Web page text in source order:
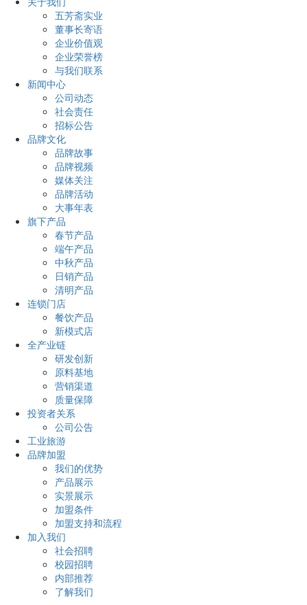
五芳斋实业
董事长寄语
企业价值观
企业荣誉榜
与我们联系
新闻中心
公司动态
社会责任
招标公告
品牌文化
品牌故事
品牌视频
媒体关注
品牌活动
大事年表
旗下产品
春节产品
端午产品
中秋产品
日销产品
清明产品
连锁门店
餐饮产品
新模式店
全产业链
研发创新
原料基地
营销渠道
质量保障
投资者关系
公司公告
工业旅游
品牌加盟
我们的优势
产品展示
实景展示
加盟条件
加盟支持和流程
加入我们
社会招聘
校园招聘
内部推荐
了解我们